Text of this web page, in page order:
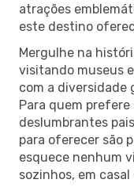
atrações
este destino
Mergulhe na
visitando museus
com a diversidade
Para quem
deslumbrantes
para oferecer são
esquece nenhum
sozinhos, em